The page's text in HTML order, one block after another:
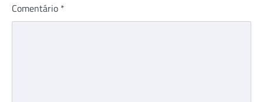
Comentário *